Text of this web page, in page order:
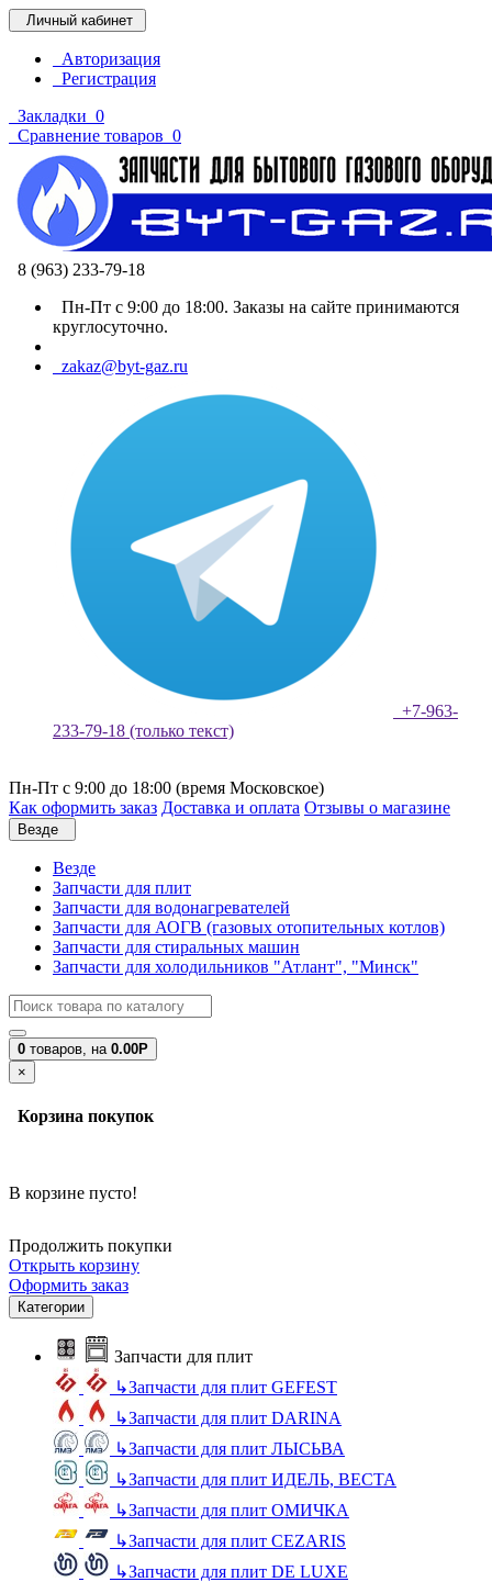
Личный кабинет
Авторизация
Регистрация
Закладки 0
Сравнение товаров 0
8 (963) 233-79-18
Пн-Пт с 9:00 до 18:00. Заказы на сайте принимаются
круглосуточно.
zakaz@byt-gaz.ru
+7-963-
233-79-18 (только текст)
Пн-Пт с 9:00 до 18:00 (время Московское)
Как оформить заказ Доставка и оплата Отзывы о магазине
Везде
Везде
Запчасти для плит
Запчасти для водонагревателей
Запчасти для АОГВ (газовых отопительных котлов)
Запчасти для стиральных машин
Запчасти для холодильников "Атлант", "Минск"
0 товаров, на 0.00Р
×
Корзина покупок
В корзине пусто!
Продолжить покупки
Открыть корзину
Оформить заказ
Категории
Запчасти для плит
↳Запчасти для плит GEFEST
↳Запчасти для плит DARINA
↳Запчасти для плит ЛЫСЬВА
↳Запчасти для плит ИДЕЛЬ, ВЕСТА
↳Запчасти для плит ОМИЧКА
↳Запчасти для плит CEZARIS
↳Запчасти для плит DE LUXE